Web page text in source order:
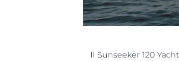
Il Sunseeker 120